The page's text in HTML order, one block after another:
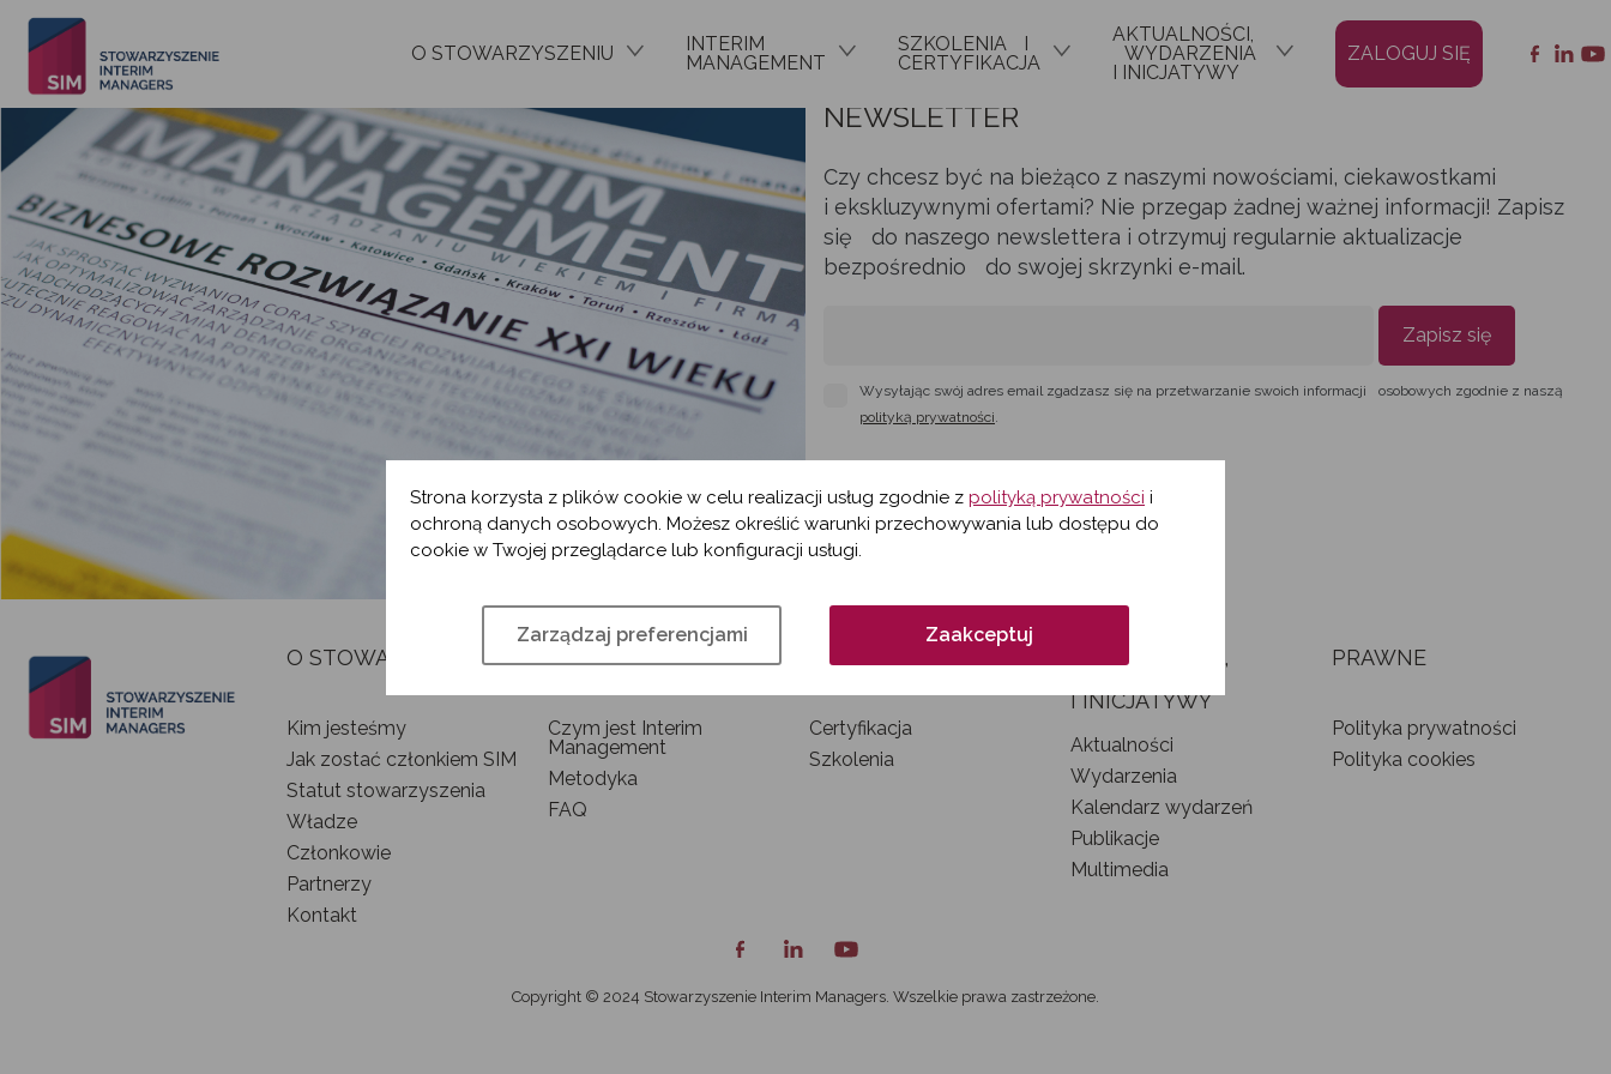
O STOWARZYSZENIU
INTERIM
MANAGEMENT
SZKOLENIA I
CERTYFIKACJA
AKTUALNOŚCI,
WYDARZENIA
I INICJATYWY
ZALOGUJ SIĘ
NEWSLETTER
Czy chcesz być na bieżąco z naszymi nowościami, ciekawostkami
i ekskluzywnymi ofertami? Nie przegap żadnej ważnej informacji! Zapisz
się do naszego newslettera i otrzymuj regularnie aktualizacje
bezpośrednio do swojej skrzynki e-mail.
Zapisz się
Wysyłając swój adres email zgadzasz się na przetwarzanie swoich informacji osobowych zgodnie z naszą
polityką prywatności.
O STOWARZYSZENIU
Kim jesteśmy
Jak zostać członkiem SIM
Statut stowarzyszenia
Władze
Członkowie
Partnerzy
Kontakt
INTERIM MANAGEMENT
Czym jest Interim
Management
Metodyka
FAQ
SZKOLENIA I
Certyfikacja
Szkolenia
AKTUALNOŚCI,
I INICJATYWY
Aktualności
Wydarzenia
Kalendarz wydarzeń
Publikacje
Multimedia
PRAWNE
Polityka prywatności
Polityka cookies
Copyright © 2024 Stowarzyszenie Interim Managers. Wszelkie prawa zastrzeżone.
Strona korzysta z plików cookie w celu realizacji usług zgodnie z polityką prywatności i
ochroną danych osobowych. Możesz określić warunki przechowywania lub dostępu do
cookie w Twojej przeglądarce lub konfiguracji usługi.
Zarządzaj preferencjami Zaakceptuj